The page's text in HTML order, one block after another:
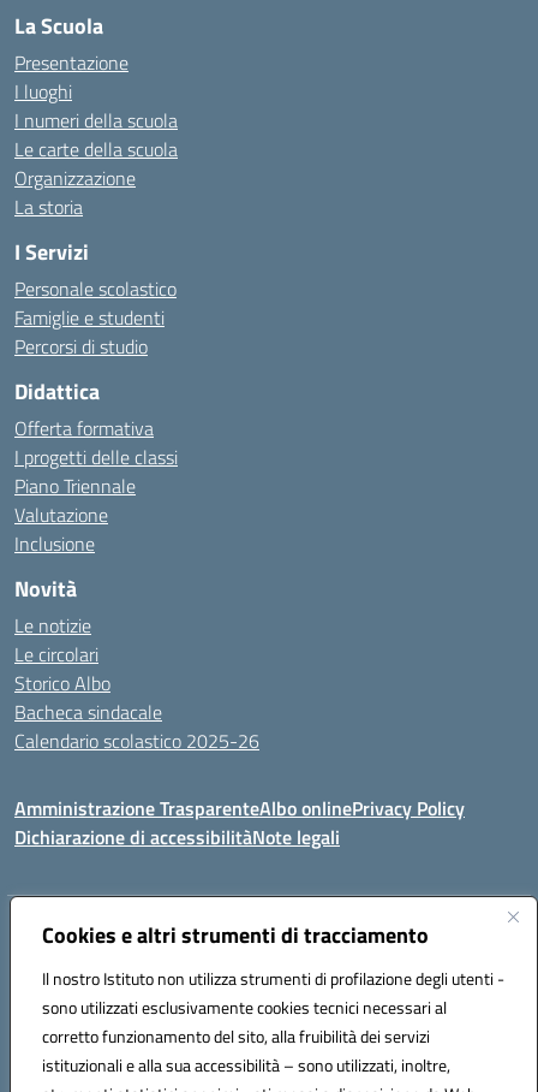
Cookies e altri strumenti di tracciamento
Il nostro Istituto non utilizza strumenti di profilazione degli utenti -
sono utilizzati esclusivamente cookies tecnici necessari al
corretto funzionamento del sito, alla fruibilità dei servizi
istituzionali e alla sua accessibilità – sono utilizzati, inoltre,
La Scuola
Presentazione
I luoghi
I numeri della scuola
Le carte della scuola
Organizzazione
La storia
I Servizi
Personale scolastico
Famiglie e studenti
Percorsi di studio
Didattica
Offerta formativa
I progetti delle classi
Piano Triennale
Valutazione
Inclusione
Novità
Le notizie
Le circolari
Storico Albo
Bacheca sindacale
Calendario scolastico 2025-26
Amministrazione TrasparenteAlbo onlinePrivacy Policy
Dichiarazione di accessibilitàNote legali
Indirizzo:VIA A. DE GASPERI, 41 RUDIANO 25030 RUDIANO
Posta elettronica certificata (PEC):bsic86100r@pec.istruzione.it
Codice fiscale: 82002390175
Codice meccanografico: BSIC86100R